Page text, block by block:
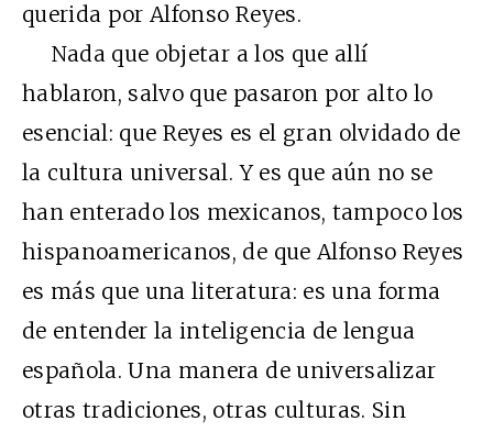
querida por Alfonso Reyes.
Nada que objetar a los que allí
hablaron, salvo que pasaron por alto lo
esencial: que Reyes es el gran olvidado de
la cultura universal. Y es que aún no se
han enterado los mexicanos, tampoco los
hispanoamericanos, de que Alfonso Reyes
es más que una literatura: es una forma
de entender la inteligencia de lengua
española. Una manera de universalizar
otras tradiciones, otras culturas. Sin